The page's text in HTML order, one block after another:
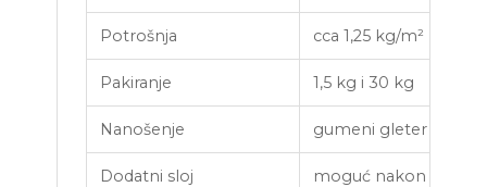
Potrošnja cca 1,25 kg/m² za
Pakiranje 1,5 kg i 30 kg
Nanošenje gumeni gleter za
Dodatni sloj moguć nakon